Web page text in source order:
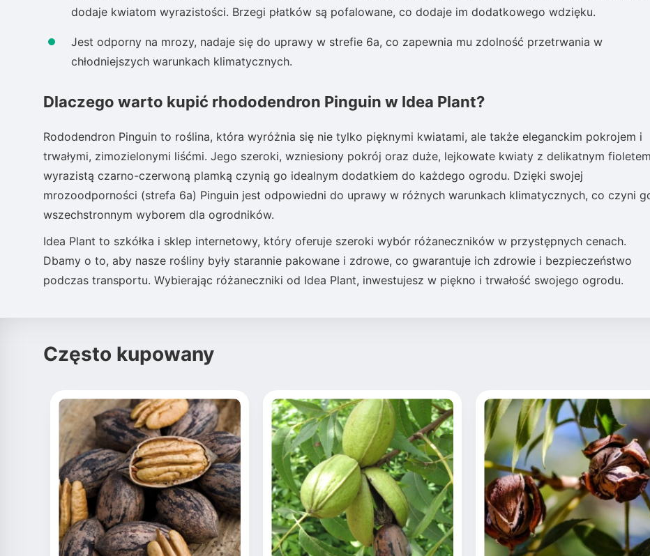
dodaje kwiatom wyrazistości. Brzegi płatków są pofalowane, co dodaje im dodatkowego wdzięku.
Jest odporny na mrozy, nadaje się do uprawy w strefie 6a, co zapewnia mu zdolność przetrwania w
chłodniejszych warunkach klimatycznych.
Dlaczego warto kupić rhododendron Pinguin w Idea Plant?
Rododendron Pinguin to roślina, która wyróżnia się nie tylko pięknymi kwiatami, ale także eleganckim pokrojem i
trwałymi, zimozielonymi liśćmi. Jego szeroki, wzniesiony pokrój oraz duże, lejkowate kwiaty z delikatnym
wyrazistą czarno-czerwoną plamką czynią go idealnym dodatkiem do każdego ogrodu. Dzięki swojej
mrozoodporności (strefa 6a) Pinguin jest odpowiedni do uprawy w różnych warunkach klimatycznych, co czyni
wszechstronnym wyborem dla ogrodników.
Idea Plant to szkółka i sklep internetowy, który oferuje szeroki wybór różaneczników w przystępnych cenach.
Dbamy o to, aby nasze rośliny były starannie pakowane i zdrowe, co gwarantuje ich zdrowie i bezpieczeństwo
podczas transportu. Wybierając różaneczniki od Idea Plant, inwestujesz w piękno i trwałość swojego ogrodu.
Często kupowany